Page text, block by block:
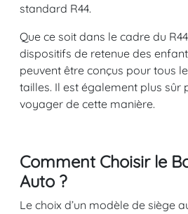
standard R44.
Que ce soit dans le cadre du
dispositifs de retenue des
peuvent être conçus pour tous
tailles. Il est également plus sûr
voyager de cette manière.
Comment Choisir le
Auto ?
Le choix d’un modèle de siège